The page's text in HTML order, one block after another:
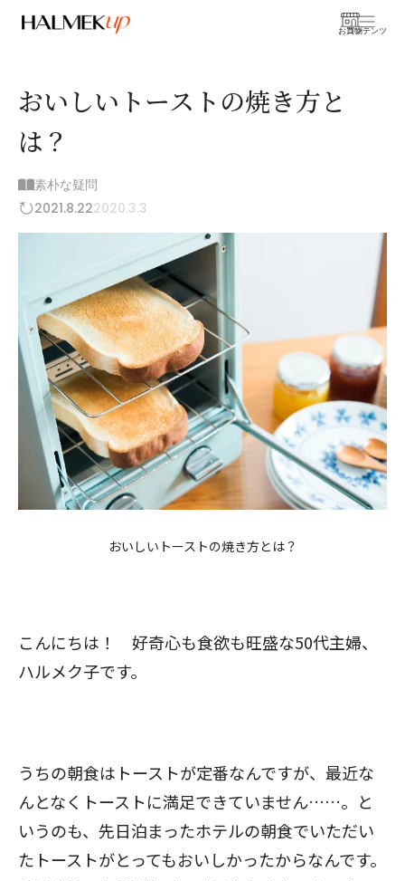
お買物
コンテンツ
おいしいトーストの焼き方と
は？
素朴な疑問
2021.8.222020.3.3
おいしいトーストの焼き方とは？
こんにちは！ 好奇心も食欲も旺盛な50代主婦、
ハルメク子です。
うちの朝食はトーストが定番なんですが、最近な
んとなくトーストに満足できていません……。と
いうのも、先日泊まったホテルの朝食でいただい
たトーストがとってもおいしかったからなんです。